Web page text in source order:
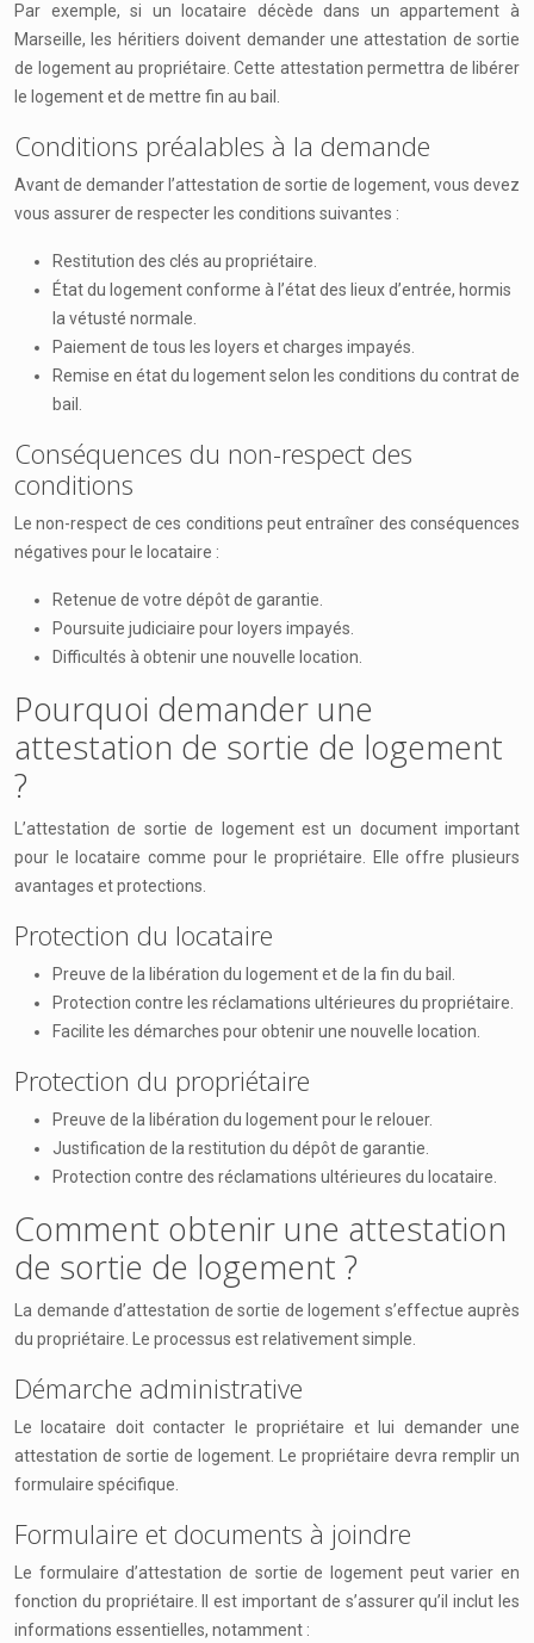
Par exemple, si un locataire décède dans un appartement à
Marseille, les héritiers doivent demander une attestation de sortie
de logement au propriétaire. Cette attestation permettra de libérer
le logement et de mettre fin au bail.
Conditions préalables à la demande
Avant de demander l’attestation de sortie de logement, vous devez
vous assurer de respecter les conditions suivantes :
Restitution des clés au propriétaire.
État du logement conforme à l’état des lieux d’entrée, hormis
la vétusté normale.
Paiement de tous les loyers et charges impayés.
Remise en état du logement selon les conditions du contrat de
bail.
Conséquences du non-respect des
conditions
Le non-respect de ces conditions peut entraîner des conséquences
négatives pour le locataire :
Retenue de votre dépôt de garantie.
Poursuite judiciaire pour loyers impayés.
Difficultés à obtenir une nouvelle location.
Pourquoi demander une
attestation de sortie de logement
?
L’attestation de sortie de logement est un document important
pour le locataire comme pour le propriétaire. Elle offre plusieurs
avantages et protections.
Protection du locataire
Preuve de la libération du logement et de la fin du bail.
Protection contre les réclamations ultérieures du propriétaire.
Facilite les démarches pour obtenir une nouvelle location.
Protection du propriétaire
Preuve de la libération du logement pour le relouer.
Justification de la restitution du dépôt de garantie.
Protection contre des réclamations ultérieures du locataire.
Comment obtenir une attestation
de sortie de logement ?
La demande d’attestation de sortie de logement s’effectue auprès
du propriétaire. Le processus est relativement simple.
Démarche administrative
Le locataire doit contacter le propriétaire et lui demander une
attestation de sortie de logement. Le propriétaire devra remplir un
formulaire spécifique.
Formulaire et documents à joindre
Le formulaire d’attestation de sortie de logement peut varier en
fonction du propriétaire. Il est important de s’assurer qu’il inclut les
informations essentielles, notamment :